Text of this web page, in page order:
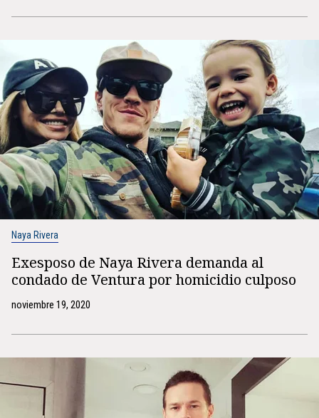
Naya Rivera
Exesposo de Naya Rivera demanda al
condado de Ventura por homicidio culposo
noviembre 19, 2020